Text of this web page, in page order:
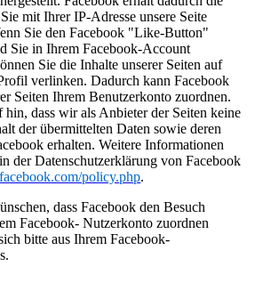
mit Ihrer IP-Adresse unsere Seite
Sie den Facebook "Like-Button"
Sie in Ihrem Facebook-Account
Sie die Inhalte unserer Seiten auf
verlinken. Dadurch kann Facebook
Seiten Ihrem Benutzerkonto zuordnen.
hin, dass wir als Anbieter der Seiten keine
der übermittelten Daten sowie deren
erhalten. Weitere Informationen
der Datenschutzerklärung von Facebook
policy.php.
dass Facebook den Besuch
Facebook- Nutzerkonto zuordnen
bitte aus Ihrem Facebook-